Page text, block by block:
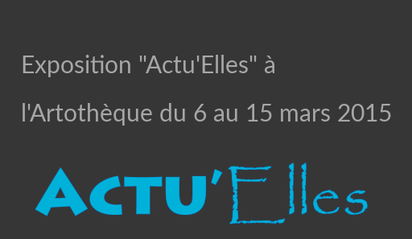
Exposition "Actu'Elles" à
l'Artothèque du 6 au 15 mars 2015